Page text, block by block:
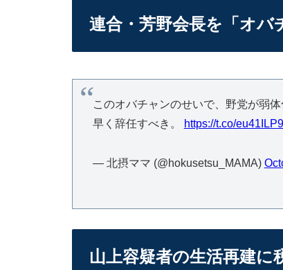
連合・芳野会長を「オバ
このオバチャンのせいで、野党が弱
早く辞任すべき。
https://t.co/
— 北摂ママ (@hokusetsu_MAMA)
山上容疑者の生活再建に